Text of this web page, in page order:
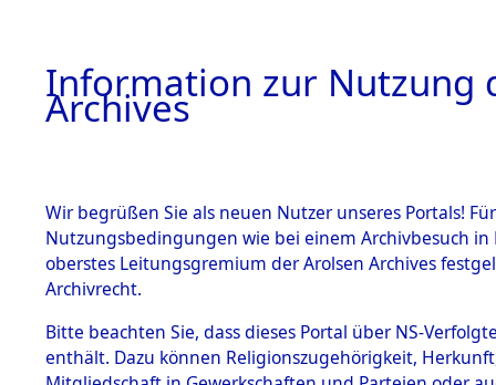
BESTÄNDE
Baden-
Information zur Nutzung
Archives
Wir begrüßen Sie als neuen Nutzer unseres Portals!
Nutzungsbedingungen wie bei einem Archivbesuch
oberstes Leitungsgremium der Arolsen Archives
Archivrecht.
Bitte beachten Sie, dass dieses Portal über NS-
enthält. Dazu können Religionszugehörigkeit,